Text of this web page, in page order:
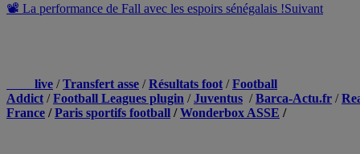
📽 La performance de Fall avec les espoirs sénégalais !Suivant
live /Transfert asse /Résultats foot /Football
Addict /Football Leagues plugin /Juventus /Barca-Actu.fr /
France /Paris sportifs football /Wonderbox ASSE /